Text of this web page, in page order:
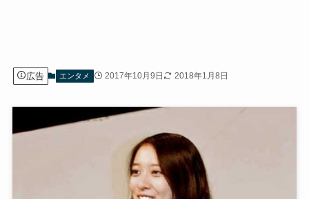
広告 エンタメ 2017年10月9日 2018年1月8日